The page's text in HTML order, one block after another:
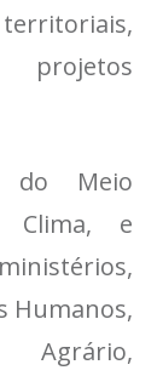
do Meio
Clima, e
Humanos,
Agrário,